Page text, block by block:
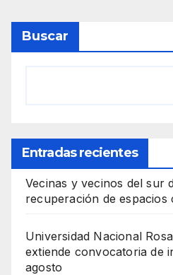
Buscar
Entradas recientes
Vecinas y vecinos del sur
recuperación de espacios
Universidad Nacional
extiende convocatoria de
agosto